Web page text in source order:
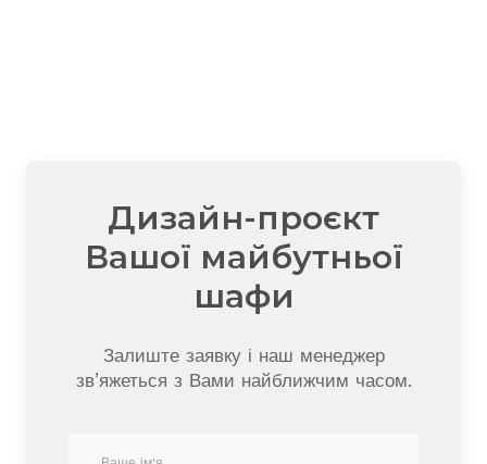
Дизайн-проєкт
Вашої майбутньої
шафи
Залиште заявку і наш менеджер
зв’яжеться з Вами найближчим часом.